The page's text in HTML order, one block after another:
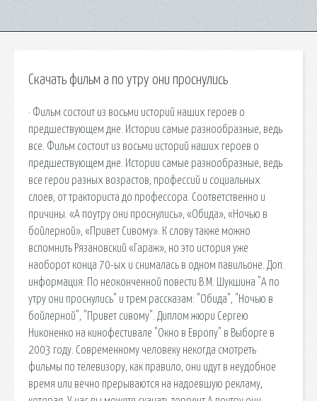
Скачать фильм а по утру они проснулись
· Фильм состоит из восьми историй наших героев о
предшествующем дне. Истории самые разнообразные, ведь
все. Фильм состоит из восьми историй наших героев о
предшествующем дне. Истории самые разнообразные, ведь
все герои разных возрастов, профессий и социальных
слоев, от тракториста до профессора. Соответственно и
причины. «А поутру они проснулись», «Обида», «Ночью в
бойлерной», «Привет Сивому». К слову также можно
вспомнить Рязановский «Гараж», но это история уже
наоборот конца 70-ых и снималась в одном павильоне. Доп.
информация: По неоконченной повести В.М. Шукшина "А по
утру они проснулись" и трем рассказам: "Обида", "Ночью в
бойлерной", "Привет сивому". Диплом жюри Сергею
Никоненко на кинофестивале "Окно в Европу" в Выборге в
2003 году. Современному человеку некогда смотреть
фильмы по телевизору, как правило, они идут в неудобное
время или вечно прерываются на надоевшую рекламу,